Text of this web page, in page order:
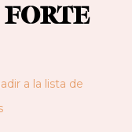
a la lista de